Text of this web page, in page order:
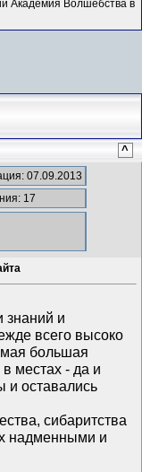
Академия Волшебства в
^
07.09.2013
17
знаний и
всего высоко
большая
местах - да и
и оставались
сибаритства
надменными и